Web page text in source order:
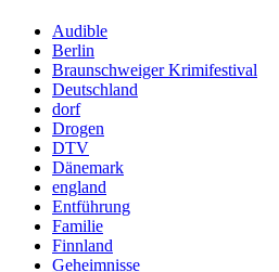
Audible
Berlin
Braunschweiger Krimifestival
Deutschland
dorf
Drogen
DTV
Dänemark
england
Entführung
Familie
Finnland
Geheimnisse